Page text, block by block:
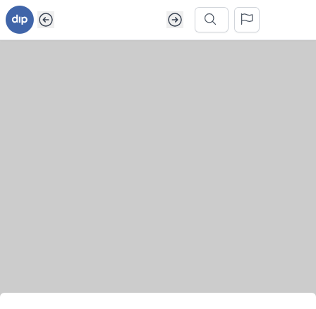
Ga naar inhoud van webarchief
Zoek in dit webarchief